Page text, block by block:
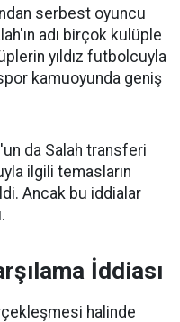
serbest oyuncu
adı birçok kulüple
yıldız futbolcuyla
kamuoyunda geniş
da Salah transferi
ilgili temasların
Ancak bu iddialar
İddiası
halinde